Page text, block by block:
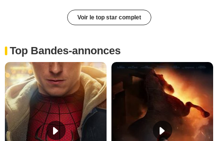
Voir le top star complet
Top Bandes-annonces